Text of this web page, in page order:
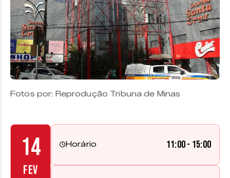
Fotos por: Reprodução Tribuna de Minas
14
FEV
Horário 11:00 - 15:00